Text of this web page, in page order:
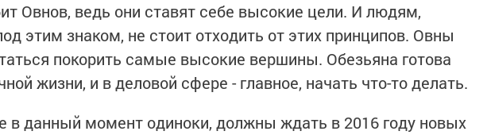
Овнов, ведь они ставят себе высокие цели. И людям,
этим знаком, не стоит отходить от этих принципов. Овны
покорить самые высокие вершины. Обезьяна готова
жизни, и в деловой сфере - главное, начать что-то делать.
в данный момент одиноки, должны ждать в 2016 году новых